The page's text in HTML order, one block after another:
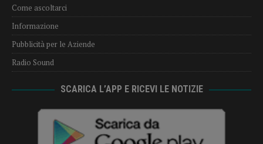
Come ascoltarci
Informazione
Pubblicità per le Aziende
Radio Sound
SCARICA L’APP E RICEVI LE NOTIZIE